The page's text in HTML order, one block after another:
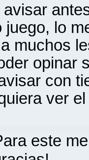
juego, lo
muchos
opinar
con
ver
este